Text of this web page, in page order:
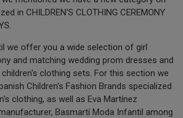
in CHILDREN'S CLOTHING CEREMONY
we offer you a wide selection of girl
and matching wedding prom dresses and
clothing sets. For this section we
Children's Fashion Brands specialized
clothing, as well as Eva Martínez
Basmartí Moda Infantil among